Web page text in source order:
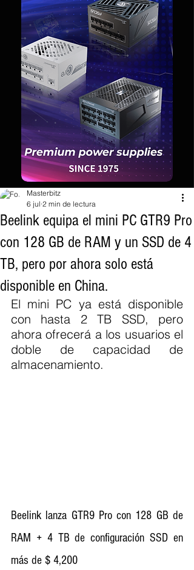
Beelink equipa el mini PC GTR9 Pro
con 128 GB de RAM y un SSD de 4
TB, pero por ahora solo está
disponible en China.
Masterbitz
6 jul 2 min de lectura
El mini PC ya está disponible
con hasta 2 TB SSD, pero
ahora ofrecerá a los usuarios el
doble de capacidad de
almacenamiento.
Beelink lanza GTR9 Pro con 128 GB de
RAM + 4 TB de configuración SSD en
más de $ 4,200